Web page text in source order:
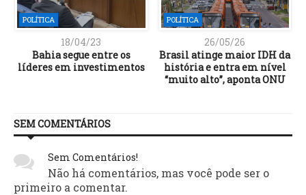
POLÍTICA
18/04/23
Bahia segue entre os
líderes em investimentos
POLÍTICA
26/05/26
Brasil atinge maior IDH da
história e entra em nível
“muito alto”, aponta ONU
SEM COMENTÁRIOS
Sem Comentários!
Não há comentários, mas você pode ser o
primeiro a comentar.